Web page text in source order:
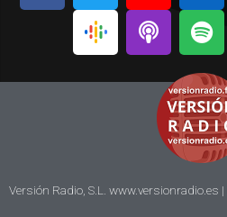
Versión Radio, S.L. www.versionradio.es |